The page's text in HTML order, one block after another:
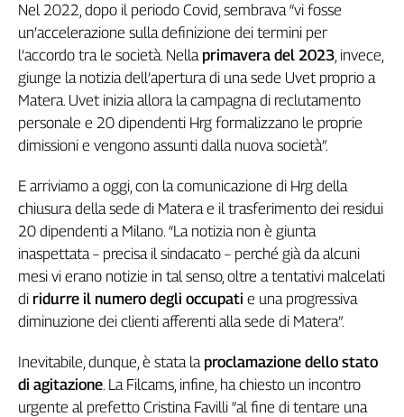
Easy
Inserti
Idea
Diffusa
InFlai
tv
in
Progress
L'Italia
nel
Lavoro
Territori
Abruzzo-
Molise
Nel 2022, dopo il periodo Covid, sembrava “vi fosse
un’accelerazione sulla definizione dei termini per
l’accordo tra le società. Nella primavera del 2023, invece,
giunge la notizia dell’apertura di una sede Uvet proprio a
Matera. Uvet inizia allora la campagna di reclutamento
personale e 20 dipendenti Hrg formalizzano le proprie
dimissioni e vengono assunti dalla nuova società”.
E arriviamo a oggi, con la comunicazione di Hrg della
chiusura della sede di Matera e il trasferimento dei residui
20 dipendenti a Milano. “La notizia non è giunta
inaspettata – precisa il sindacato – perché già da alcuni
mesi vi erano notizie in tal senso, oltre a tentativi malcelati
di ridurre il numero degli occupati e una progressiva
diminuzione dei clienti afferenti alla sede di Matera”.
Inevitabile, dunque, è stata la proclamazione dello stato
di agitazione. La Filcams, infine, ha chiesto un incontro
urgente al prefetto Cristina Favilli “al fine di tentare una